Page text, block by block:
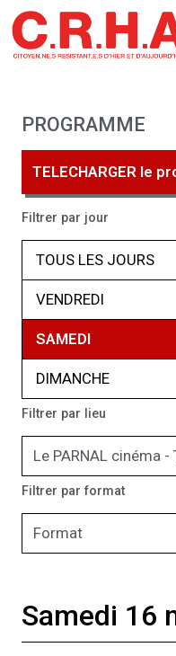
PROGRAMME
TELECHARGER le
Filtrer par jour
TOUS LES JOURS
VENDREDI
SAMEDI
DIMANCHE
Filtrer par lieu
Le PARNAL cinéma
Filtrer par format
Format
Samedi 16